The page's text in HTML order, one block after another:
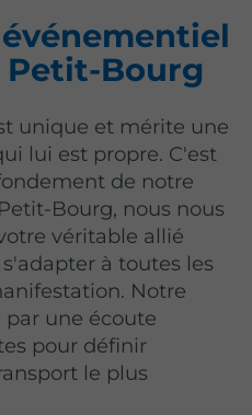
Petit-Bourg
unique et mérite une
lui est propre. C'est
de notre
Bourg, nous nous
véritable allié
à toutes les
Notre
une écoute
pour définir
le plus